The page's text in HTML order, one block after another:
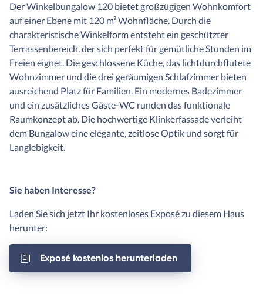
Der Winkelbungalow 120 bietet großzügigen Wohnkomfort
auf einer Ebene mit 120 m² Wohnfläche. Durch die
charakteristische Winkelform entsteht ein geschützter
Terrassenbereich, der sich perfekt für gemütliche Stunden im
Freien eignet. Die geschlossene Küche, das lichtdurchflutete
Wohnzimmer und die drei geräumigen Schlafzimmer bieten
ausreichend Platz für Familien. Ein modernes Badezimmer
und ein zusätzliches Gäste-WC runden das funktionale
Raumkonzept ab. Die hochwertige Klinkerfassade verleiht
dem Bungalow eine elegante, zeitlose Optik und sorgt für
Langlebigkeit.
Sie haben Interesse?
Laden Sie sich jetzt Ihr kostenloses Exposé zu diesem Haus
herunter:
Exposé kostenlos herunterladen